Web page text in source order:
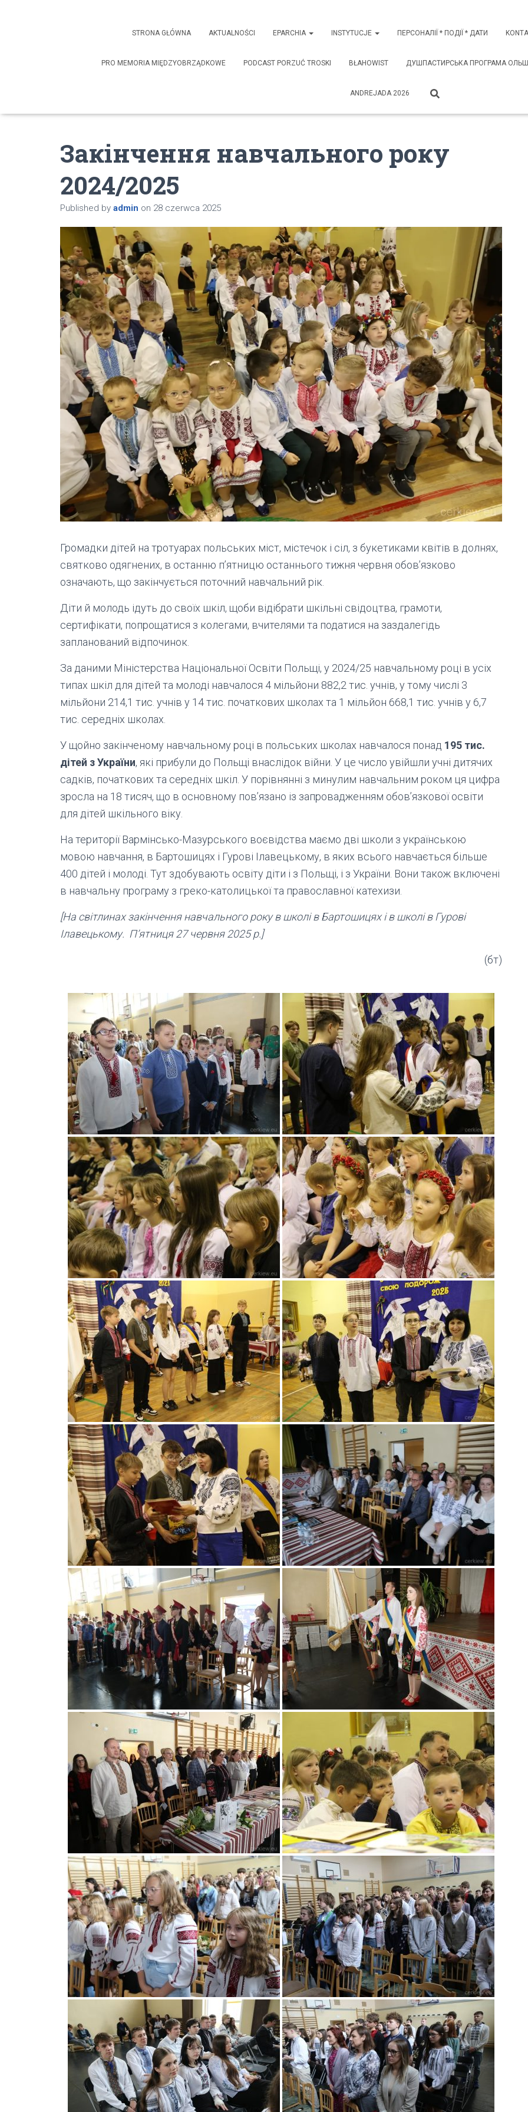
STRONA GŁÓWNA AKTUALNOŚCI EPARCHIA INSTYTUCJE ПЕРСОНАЛІЇ * ПОДІЇ * ДАТИ
PRO MEMORIA MIĘDZYOBRZĄDKOWE PODCAST PORZUĆ TROSKI BŁAHOWIST ДУШПАСТИРСЬКА ПРОГРАМА
ANDREJADA 2026
Закінчення навчального року
2024/2025
Published by admin on 28 czerwca 2025
Громадки дітей на тротуарах польських міст, містечок і сіл, з букетиками квітів в долнях,
святково одягнених, в останню п’ятницю останнього тижня червня обов’язково
означають, що закінчується поточний навчальний рік.
Діти й молодь ідуть до своїх шкіл, щоби відібрати шкільні свідоцтва, грамоти,
сертифікати, попрощатися з колегами, вчителями та податися на заздалегідь
запланований відпочинок.
За даними Міністерства Національної Освіти Польщі, у 2024/25 навчальному році в усіх
типах шкіл для дітей та молоді навчалося 4 мільйони 882,2 тис. учнів, у тому числі 3
мільйони 214,1 тис. учнів у 14 тис. початкових школах та 1 мільйон 668,1 тис. учнів у 6,7
тис. середніх школах.
У щойно закінченому навчальному році в польських школах навчалося понад 195 тис.
дітей з України, які прибули до Польщі внаслідок війни. У це число увійшли учні дитячих
садків, початкових та середніх шкіл. У порівнянні з минулим навчальним роком ця цифра
зросла на 18 тисяч, що в основному пов’язано із запровадженням обов’язкової освіти
для дітей шкільного віку.
На території Вармінсько-Мазурського воєвідства маємо дві школи з українською
мовою навчання, в Бартошицях і Гурові Ілавецькому, в яких всього навчається більше
400 дітей і молоді. Тут здобувають освіту діти і з Польщі, і з України. Вони також включені
в навчальну програму з греко-католицької та православної катехизи.
[На світлинах закінчення навчального року в школі в Бартошицях і в школі в Гурові
Ілавецькому. П’ятниця 27 червня 2025 р.]
(бт)